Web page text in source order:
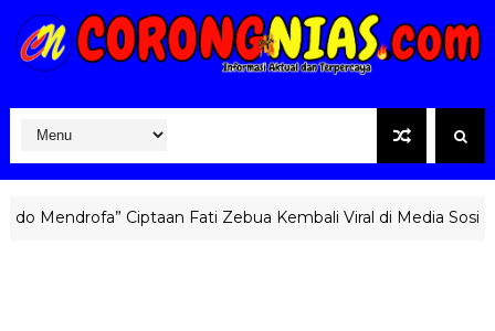
Ciptaan Fati Zebua Kembali Viral di Media Sosial